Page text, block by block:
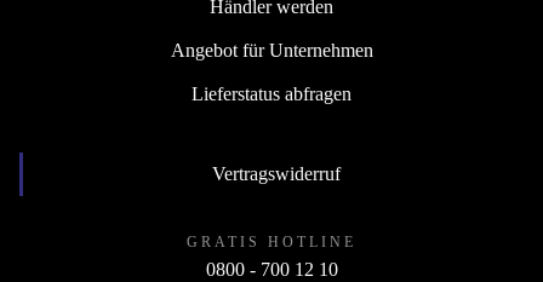
Händler werden
Angebot für Unternehmen
Lieferstatus abfragen
Vertragswiderruf
GRATIS HOTLINE
0800 - 700 12 10